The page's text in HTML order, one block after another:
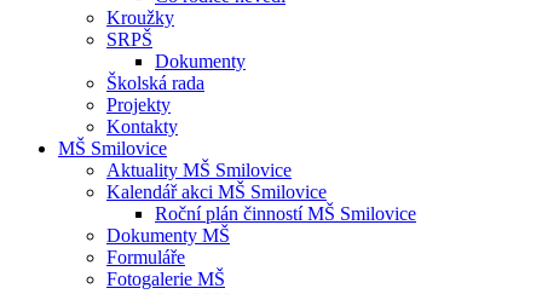
Kroužky
SRPŠ
Dokumenty
Školská rada
Projekty
Kontakty
MŠ Smilovice
Aktuality MŠ Smilovice
Kalendář akci MŠ Smilovice
Roční plán činností MŠ Smilovice
Dokumenty MŠ
Formuláře
Fotogalerie MŠ